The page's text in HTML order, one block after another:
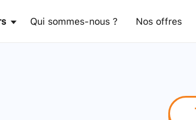
Qui sommes-nous ? Nos offres